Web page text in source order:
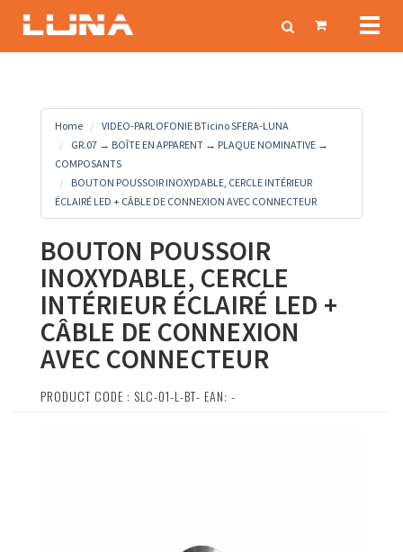
Home
VIDEO-PARLOFONIE BTicino SFERA-LUNA
GR.07 → BOÎTE EN APPARENT → PLAQUE NOMINATIVE →
COMPOSANTS
BOUTON POUSSOIR INOXYDABLE, CERCLE INTÉRIEUR
ÉCLAIRÉ LED + CÂBLE DE CONNEXION AVEC CONNECTEUR
BOUTON POUSSOIR
INOXYDABLE, CERCLE
INTÉRIEUR ÉCLAIRÉ LED +
CÂBLE DE CONNEXION
AVEC CONNECTEUR
PRODUCT CODE : SLC-01-L-BT- EAN: -